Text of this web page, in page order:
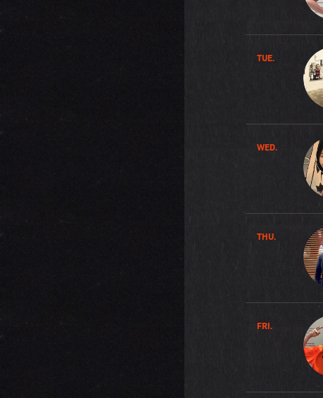
ア
が
し
タ
信
ひ
TUE.
す
い
タ
し
が
も
WED.
3
ア
仕
は
て
THU.
ば
生
FRI.